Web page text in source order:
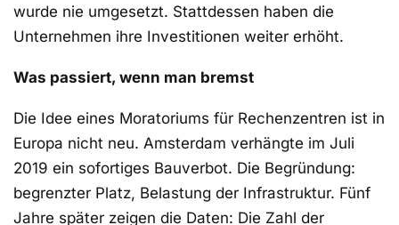
wurde nie umgesetzt. Stattdessen haben die
Unternehmen ihre Investitionen weiter erhöht.
Was passiert, wenn man bremst
Die Idee eines Moratoriums für Rechenzentren ist in
Europa nicht neu. Amsterdam verhängte im Juli
2019 ein sofortiges Bauverbot. Die Begründung:
begrenzter Platz, Belastung der Infrastruktur. Fünf
Jahre später zeigen die Daten: Die Zahl der